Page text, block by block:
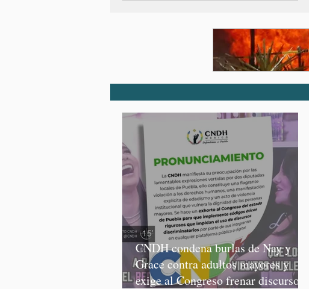
CNDH condena burlas de Nay y
Grace contra adultos mayores y
exige al Congreso frenar discursos